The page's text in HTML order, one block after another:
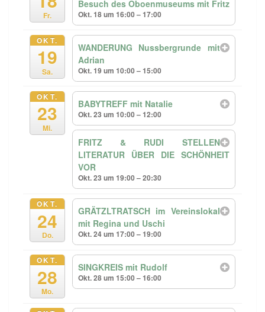
Fr.
Besuch des Oboenmuseums mit Fritz
Okt. 18 um 16:00 – 17:00
OKT.
19
Sa.
WANDERUNG Nussbergrunde mit
Adrian
Okt. 19 um 10:00 – 15:00
OKT.
23
Mi.
BABYTREFF mit Natalie
Okt. 23 um 10:00 – 12:00
FRITZ & RUDI STELLEN
LITERATUR ÜBER DIE SCHÖNHEIT
VOR
Okt. 23 um 19:00 – 20:30
OKT.
24
Do.
GRÄTZLTRATSCH im Vereinslokal
mit Regina und Uschi
Okt. 24 um 17:00 – 19:00
OKT.
28
Mo.
SINGKREIS mit Rudolf
Okt. 28 um 15:00 – 16:00